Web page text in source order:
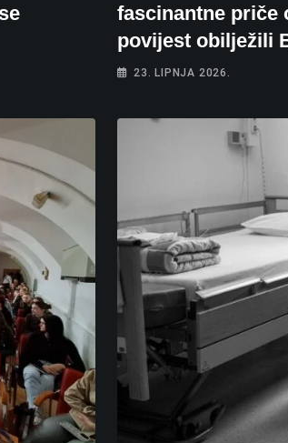
fascinantne priče
povijest obilježili
23. LIPNJA 2026.